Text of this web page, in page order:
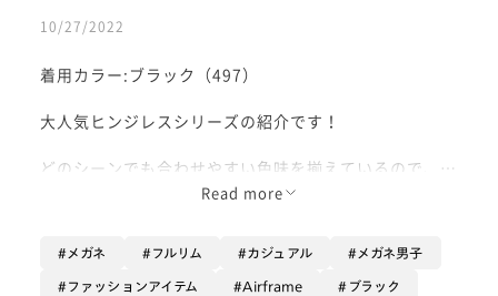
10/27/2022
着用カラー:ブラック（497）
大人気ヒンジレスシリーズの紹介です！
どのシーンでも合わせやすい色味を揃えているので、オ
ンオフどちらでもご着用頂けます！
そんなフレームが好きな方にはとてもおすすめです🥸
Read more
メガネ フルリム カジュアル メガネ男子
ファッションアイテム Airframe ブラック